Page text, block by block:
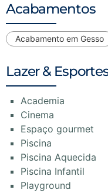
Acabamentos
Acabamento em Gesso
Lazer &
Academia
Cinema
Espaço gourmet
Piscina
Piscina Aquecida
Piscina Infantil
Playground